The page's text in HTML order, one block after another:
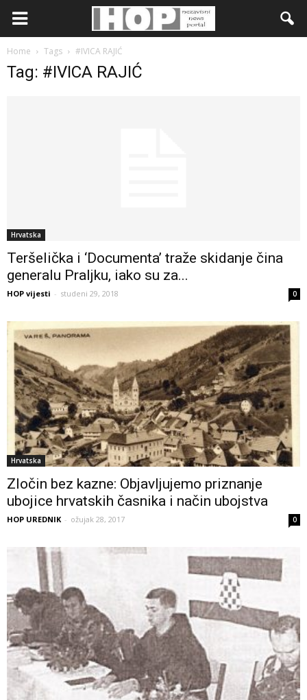
Home Tags #IVICA RAJIĆ
Tag: #IVICA RAJIĆ
Hrvatska
Teršelička i ‘Documenta’ traže skidanje čina
generalu Praljku, iako su za...
HOP vijesti - studeni 29, 2018 0
Hrvatska
Zločin bez kazne: Objavljujemo priznanje
ubojice hrvatskih časnika i način ubojstva
HOP UREDNIK - ožujak 28, 2017 0